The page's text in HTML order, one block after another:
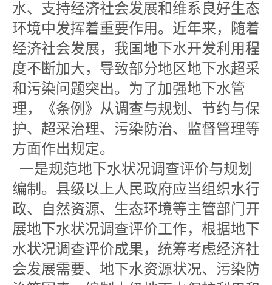
水、支持经济社会发展和维系良好生态
环境中发挥着重要作用。近年来，随着
经济社会发展，我国地下水开发利用程
度不断加大，导致部分地区地下水超采
和污染问题突出。为了加强地下水管
理，《条例》从调查与规划、节约与保
护、超采治理、污染防治、监督管理等
方面作出规定。
一是规范地下水状况调查评价与规划
编制。县级以上人民政府应当组织水行
政、自然资源、生态环境等主管部门开
展地下水状况调查评价工作，根据地下
水状况调查评价成果，统筹考虑经济社
会发展需要、地下水资源状况、污染防